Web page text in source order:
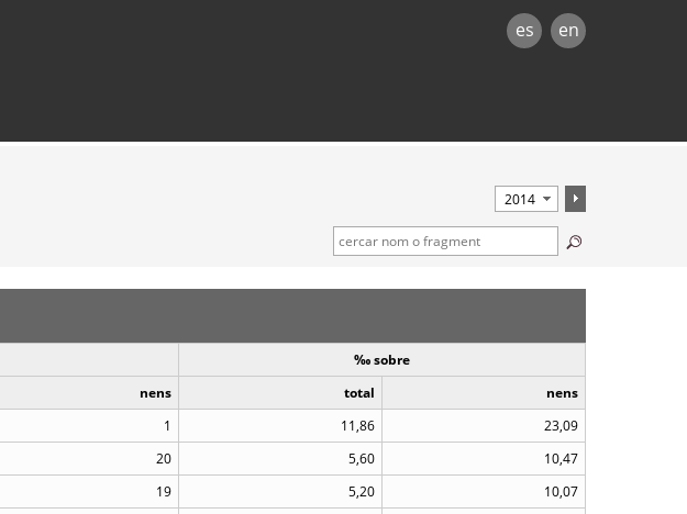
es en
‰ sobre
nens total
nens
1 11,86
23,09
20 5,60
10,47
19 5,20
10,07